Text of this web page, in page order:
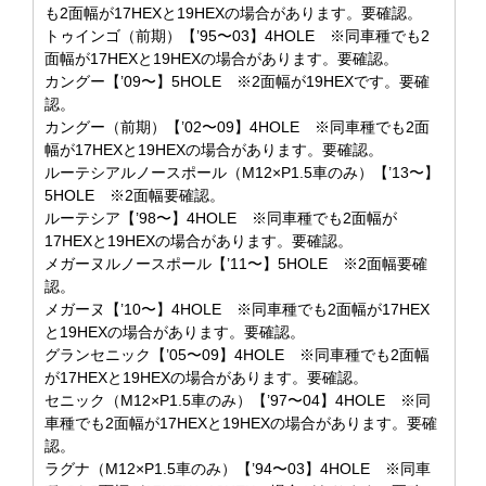
も2面幅が17HEXと19HEXの場合があります。要確認。
トゥインゴ（前期）【’95〜03】4HOLE ※同車種でも2
面幅が17HEXと19HEXの場合があります。要確認。
カングー【’09〜】5HOLE ※2面幅が19HEXです。要確
認。
カングー（前期）【’02〜09】4HOLE ※同車種でも2面
幅が17HEXと19HEXの場合があります。要確認。
ルーテシアルノースポール（M12×P1.5車のみ）【’13〜】
5HOLE ※2面幅要確認。
ルーテシア【’98〜】4HOLE ※同車種でも2面幅が
17HEXと19HEXの場合があります。要確認。
メガーヌルノースポール【’11〜】5HOLE ※2面幅要確
認。
メガーヌ【’10〜】4HOLE ※同車種でも2面幅が17HEX
と19HEXの場合があります。要確認。
グランセニック【’05〜09】4HOLE ※同車種でも2面幅
が17HEXと19HEXの場合があります。要確認。
セニック（M12×P1.5車のみ）【’97〜04】4HOLE ※同
車種でも2面幅が17HEXと19HEXの場合があります。要確
認。
ラグナ（M12×P1.5車のみ）【’94〜03】4HOLE ※同車